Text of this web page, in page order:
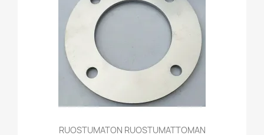
RUOSTUMATON RUOSTUMATTOMAN